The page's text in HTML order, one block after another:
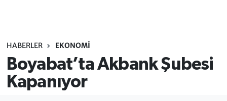
HABERLER EKONOMİ
Boyabat’ta Akbank Şubesi
Kapanıyor
Sinop Trafik Yoğunluk Haritası
Süper Lig Puan Durumu ve Fikstür